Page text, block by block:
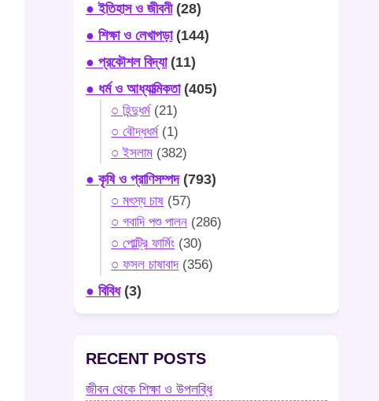
● ইতিহাস ও জীবনী(28)
● শিক্ষা ও লেখাপড়া(144)
● প্রকৌশল বিদ্যা(11)
● ধর্ম ও আধ্যাত্মিকতা(405)
○ হিন্দুধর্ম (21)
○ বৌদ্ধধর্ম (1)
○ ইসলাম (382)
● কৃষি ও প্রাণিসম্পদ(793)
○ মৎস্য চাষ (57)
○ গবাদি পশু পালন (286)
○ পোল্ট্রি ফার্মিং (30)
○ ফসল চাষাবাদ(356)
● বিবিধ(3)
RECENT POSTS
জীবন থেকে শিক্ষা ও উপলব্ধি